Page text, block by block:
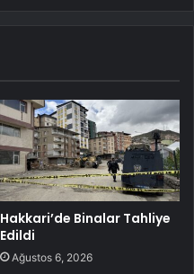
Hakkari’de Binalar Tahliye
Edildi
Ağustos 6, 2026